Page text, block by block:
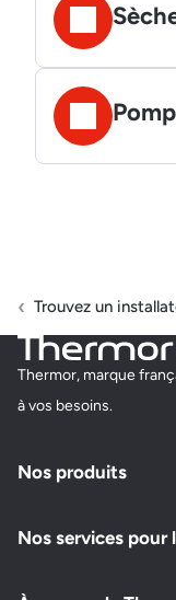
Trouvez un
Thermor, marque
à vos besoins.
Nos produits
Nos services pour